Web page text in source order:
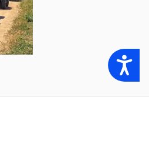
Accessibility